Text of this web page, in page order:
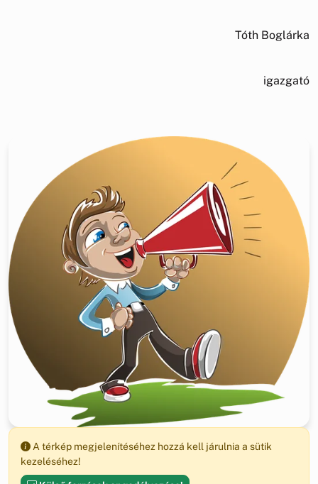
Tóth Boglárka
igazgató
A térkép megjelenítéséhez hozzá kell járulnia a sütik
kezeléséhez!